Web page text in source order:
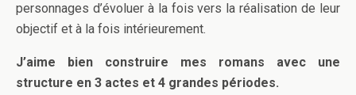
personnages d’évoluer à la fois vers la réalisation de leur
objectif et à la fois intérieurement.
J’aime bien construire mes romans avec une
structure en 3 actes et 4 grandes périodes.